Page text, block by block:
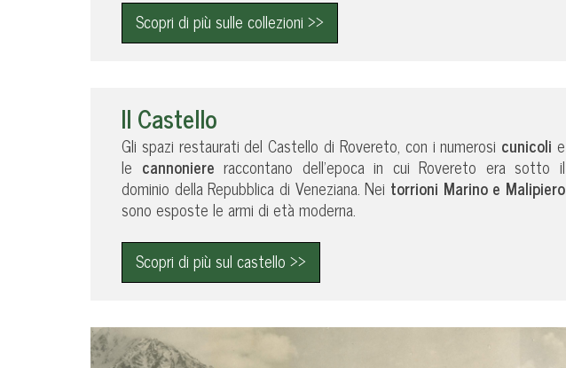
Scopri di più sulle collezioni >>
Il Castello
Gli spazi restaurati del Castello di Rovereto, con i numerosi cunicoli e
le cannoniere raccontano dell’epoca in cui Rovereto era sotto il
dominio della Repubblica di Veneziana. Nei torrioni Marino e Malipiero
sono esposte le armi di età moderna.
Scopri di più sul castello >>